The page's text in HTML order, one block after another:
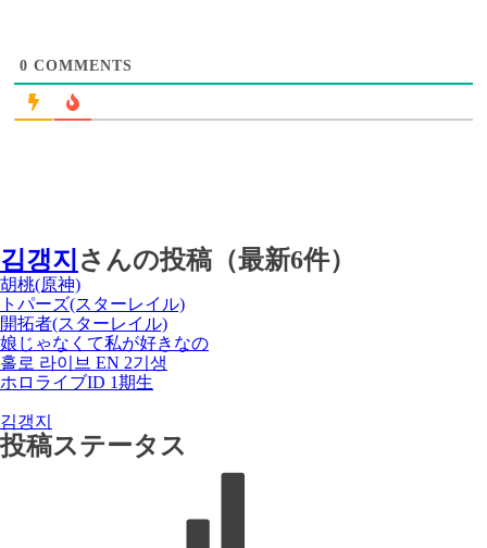
0 COMMENTS
김갱지 さんの投稿（最新6件）
胡桃(原神)
トパーズ(スターレイル)
開拓者(スターレイル)
娘じゃなくて私が好きなの
홀로 라이브 EN 2기생
ホロライブID 1期生
김갱지
投稿ステータス